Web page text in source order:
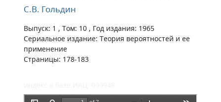
С.В. Гольдин
Выпуск: 1 , Том: 10 , Год издания: 1965
Сериальное издание: Теория вероятностей и ее
применение
Страницы: 178-183